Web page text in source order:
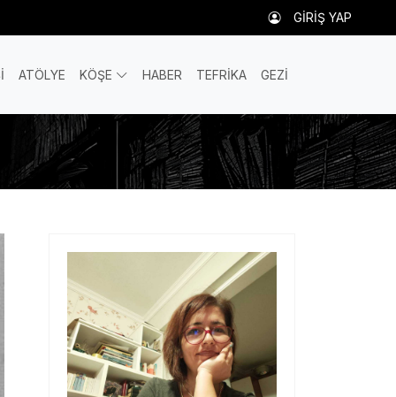
GİRİŞ YAP
ATÖLYE KÖŞE HABER TEFRİKA GEZİ